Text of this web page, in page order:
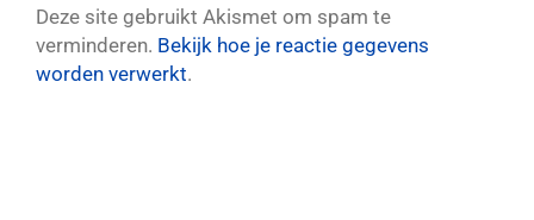
Deze site gebruikt Akismet om spam te
verminderen. Bekijk hoe je reactie gegevens
worden verwerkt.